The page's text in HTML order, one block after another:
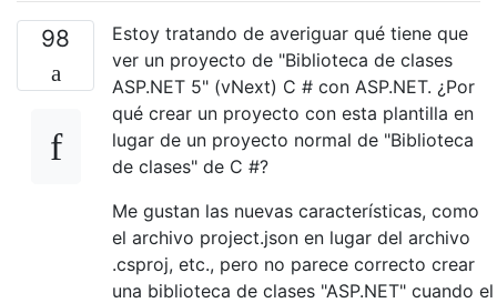
98
Estoy tratando de averiguar qué tiene que
ver un proyecto de "Biblioteca de clases
ASP.NET 5" (vNext) C # con ASP.NET. ¿Por
qué crear un proyecto con esta plantilla en
lugar de un proyecto normal de "Biblioteca
de clases" de C #?
Me gustan las nuevas características, como
el archivo project.json en lugar del archivo
.csproj, etc., pero no parece correcto crear
una biblioteca de clases "ASP.NET" cuando el